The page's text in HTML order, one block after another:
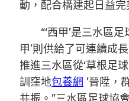
動，配合構建起日益完
“‘西甲’是三水區
甲’則供給了可連續成
推進三水區從‘草根足球
訓窪地包養網 ’晉陞，